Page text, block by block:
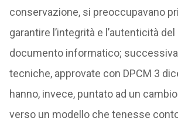
conservazione, si preoccupavano
garantire l’integrità e l’autenticità
documento informatico;
tecniche, approvate con DPCM 3
hanno, invece, puntato ad un
verso un modello che tenesse